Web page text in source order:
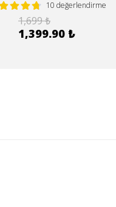
10 değerlendirme
1,699 ₺
1,399.90 ₺